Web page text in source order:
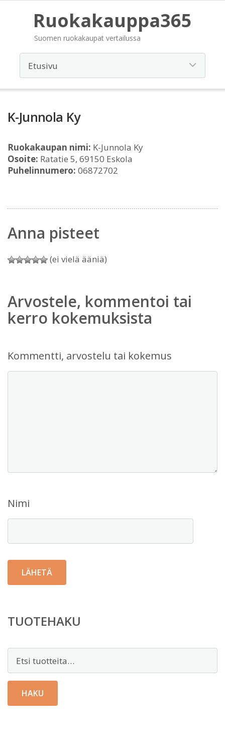
Ruokakauppa365
Suomen ruokakaupat vertailussa
K-Junnola Ky
Ruokakaupan nimi: K-Junnola Ky
Osoite: Ratatie 5, 69150 Eskola
Puhelinnumero: 06872702
Anna pisteet
(ei vielä ääniä)
Arvostele, kommentoi tai
kerro kokemuksista
Kommentti, arvostelu tai kokemus
Nimi
TUOTEHAKU
HAKU